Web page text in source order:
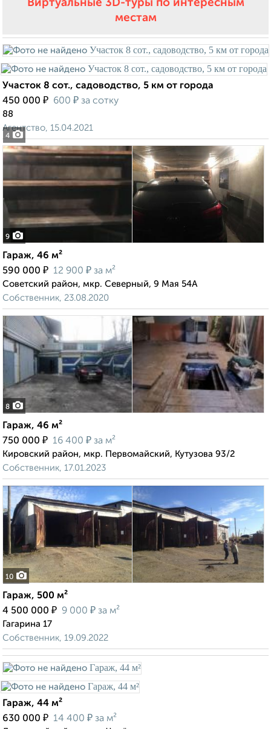
Виртуальные 3D-туры по интересным
местам
4
Участок 8 сот., садоводство, 5 км от города
450 000 ₽ 600 ₽ за сотку
88
Агентство, 15.04.2021
9
Гараж, 46 м²
590 000 ₽ 12 900 ₽ за м²
Советский район, мкр. Северный, 9 Мая 54А
Собственник, 23.08.2020
8
Гараж, 46 м²
750 000 ₽ 16 400 ₽ за м²
Кировский район, мкр. Первомайский, Кутузова 93/2
Собственник, 17.01.2023
10
Гараж, 500 м²
4 500 000 ₽ 9 000 ₽ за м²
Гагарина 17
Собственник, 19.09.2022
Гараж, 44 м²
630 000 ₽ 14 400 ₽ за м²